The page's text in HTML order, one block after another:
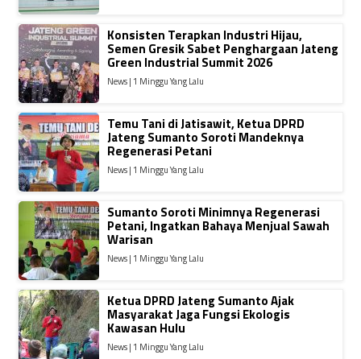
Konsisten Terapkan Industri Hijau,
Semen Gresik Sabet Penghargaan Jateng
Green Industrial Summit 2026
News | 1 Minggu Yang Lalu
Temu Tani di Jatisawit, Ketua DPRD
Jateng Sumanto Soroti Mandeknya
Regenerasi Petani
News | 1 Minggu Yang Lalu
Sumanto Soroti Minimnya Regenerasi
Petani, Ingatkan Bahaya Menjual Sawah
Warisan
News | 1 Minggu Yang Lalu
Ketua DPRD Jateng Sumanto Ajak
Masyarakat Jaga Fungsi Ekologis
Kawasan Hulu
News | 1 Minggu Yang Lalu